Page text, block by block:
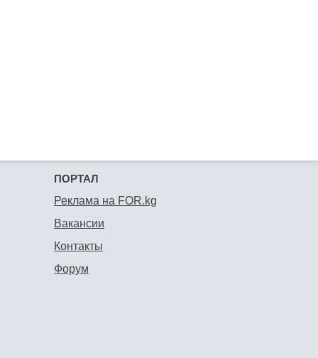
ПОРТАЛ
Реклама на FOR.kg
Вакансии
Контакты
Форум